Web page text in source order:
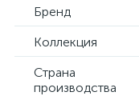
Бренд
Коллекция
Страна
производства